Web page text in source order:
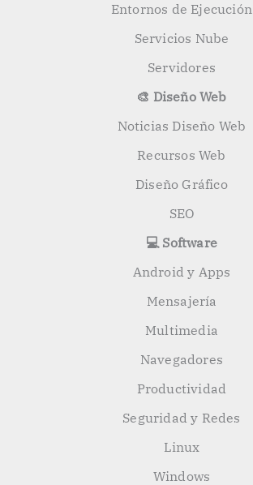
Entornos de Ejecución
Servicios Nube
Servidores
🎨 Diseño Web
Noticias Diseño Web
Recursos Web
Diseño Gráfico
SEO
💻 Software
Android y Apps
Mensajería
Multimedia
Navegadores
Productividad
Seguridad y Redes
Linux
Windows